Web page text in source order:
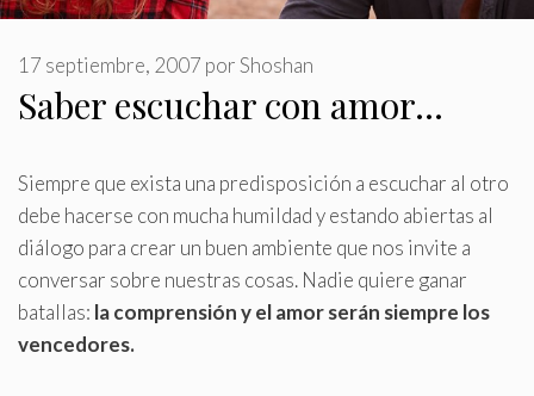
Saber escuchar con amor…
17 septiembre, 2007 porShoshan
Siempre que exista una predisposición a escuchar al otro
debe hacerse con mucha humildad y estando abiertas al
diálogo para crear un buen ambiente que nos invite a
conversar sobre nuestras cosas. Nadie quiere ganar
batallas: la comprensión y el amor serán siempre los
vencedores.